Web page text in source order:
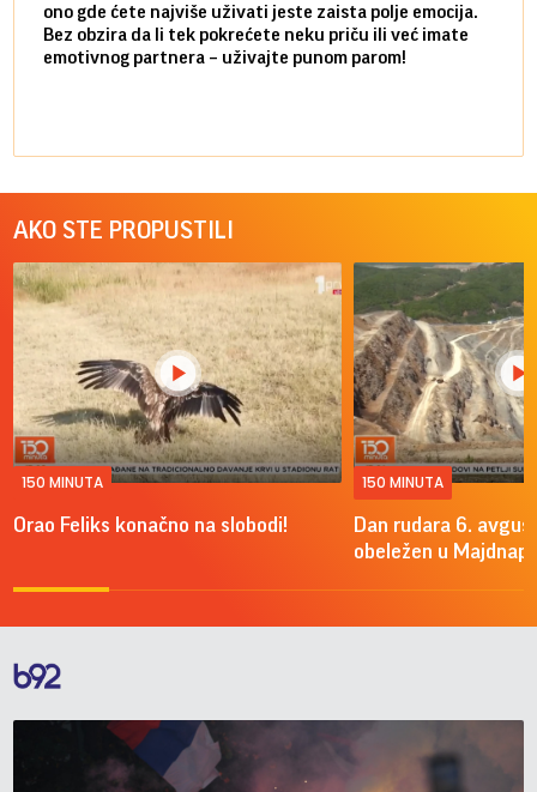
ono gde ćete najviše uživati jeste zaista polje emocija.
Bez obzira da li tek pokrećete neku priču ili već imate
emotivnog partnera – uživajte punom parom!
AKO STE PROPUSTILI
150 MINUTA
Orao Feliks konačno na slobodi!
150 MINUTA
Dan rudara 6.
obeležen u